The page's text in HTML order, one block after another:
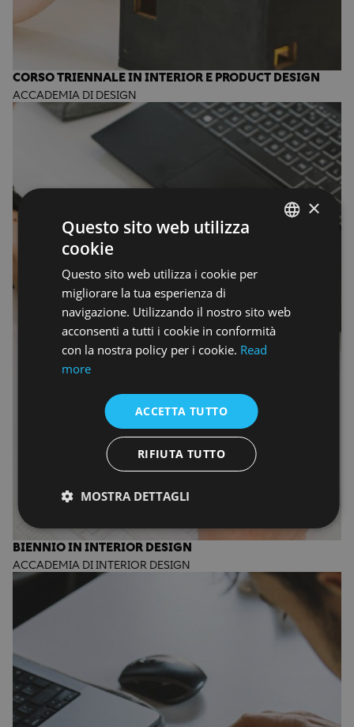
CORSO TRIENNALE IN INTERIOR E PRODUCT DESIGN
ACCADEMIA DI DESIGN
BIENNIO IN INTERIOR DESIGN
ACCADEMIA DI INTERIOR DESIGN
×
Questo sito web utilizza
cookie
Questo sito web utilizza i cookie per
migliorare la tua esperienza di
navigazione. Utilizzando il nostro sito web
acconsenti a tutti i cookie in conformità
con la nostra policy per i cookie. Read
more
ACCETTA TUTTO
RIFIUTA TUTTO
MOSTRA DETTAGLI